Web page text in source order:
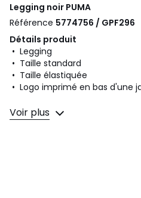
Legging noir PUMA
Référence 5774756 / GPF296
Détails produit
• Legging
• Taille standard
• Taille élastiquée
• Logo imprimé en bas d'une
Composition et Entretien
• 95% coton, 5% élasthanne
Voir plus